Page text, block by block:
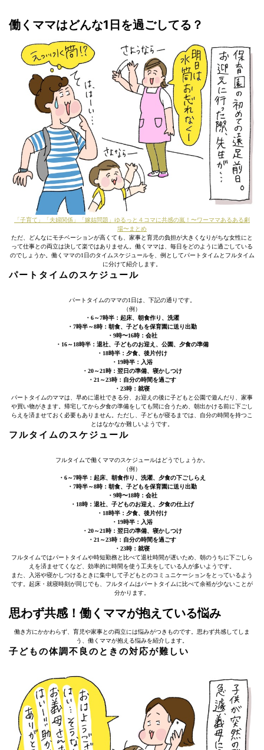
働くママはどんな1日を過ごしてる？
「子育て」「夫婦関係」「嫁姑問題」ゆるっと４コマに共感の嵐！〜ワーママあるある劇
場〜まとめ
ただ、どんなにモチベーションが高くても、家事と育児の負担が大きくなりがちな女性にと
って仕事との両立は決して楽ではありません。働くママは、毎日をどのように過ごしている
のでしょうか。働くママの1日のタイムスケジュールを、例としてパートタイムとフルタイム
に分けて紹介します。
パートタイムのスケジュール
パートタイムのママの1日は、下記の通りです。
（例）
・6～7時半：起床、朝食作り、洗濯
・7時半～8時：朝食、子どもを保育園に送り出勤
・9時〜16時：会社
・16～18時半：退社、子どものお迎え、公園、夕食の準備
・18時半：夕食、後片付け
・19時半：入浴
・20～21時：翌日の準備、寝かしつけ
・21～23時：自分の時間を過ごす
・23時：就寝
パートタイムのママは、早めに退社できる分、お迎えの後に子どもと公園で遊んだり、家事
や買い物がきます。帰宅してから夕食の準備をしても間に合うため、朝出かける前に下ごし
らえを済ませておく必要もありません。ただし、子どもが寝るまでは、自分の時間を持つこ
とはなかなか難しいようです。
フルタイムのスケジュール
フルタイムで働くママのスケジュールはどうでしょうか。
（例）
・6～7時半：起床、朝食作り、洗濯、夕食の下ごしらえ
・7時半～8時：朝食、子どもを保育園に送り出勤
・9時〜18時：会社
・18時：退社、子どものお迎え、夕食の仕上げ
・18時半：夕食、後片付け
・19時半：入浴
・20～21時：翌日の準備、寝かしつけ
・21～23時：自分の時間を過ごす
・23時：就寝
フルタイムではパートタイムや時短勤務と比べて退社時間が遅いため、朝のうちに下ごしら
えを済ませてくなど、効率的に時間を使う工夫をしている人が多いようです。
また、入浴や寝かしつけるときに集中して子どもとのコミュニケーションをとっているよう
です。起床・就寝時刻が同じでも、フルタイムはパートタイムに比べて余裕が少ないことが
分かります。
思わず共感！働くママが抱えている悩み
働き方にかかわらず、育児や家事との両立には悩みがつきものです。思わず共感してしま
う、働くママが抱える悩みを紹介します。
子どもの体調不良のときの対応が難しい